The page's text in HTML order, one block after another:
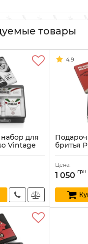
товары
для
Vintage
в
коробке
4.9
бритья
Артикул:
Цена:
1 050 грн